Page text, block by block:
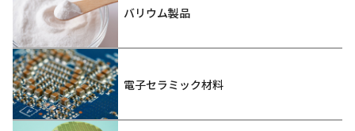
バリウム製品
電子セラミック材料